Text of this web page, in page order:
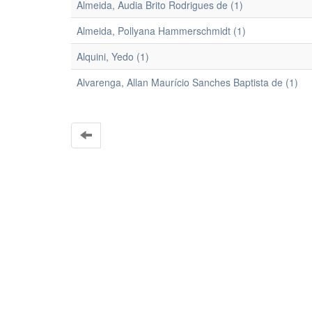
Almeida, Audia Brito Rodrigues de (1)
Almeida, Pollyana Hammerschmidt (1)
Alquini, Yedo (1)
Alvarenga, Allan Maurício Sanches Baptista de (1)